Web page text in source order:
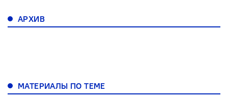
АРХИВ
МАТЕРИАЛЫ ПО ТЕМЕ